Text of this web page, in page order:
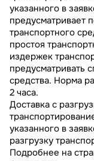
указанного в
предусматривает
транспортного
простоя
издержек
предусматривать
средства. Норма
2 часа.
Доставка с
указанного в
разгрузку
Подробнее на